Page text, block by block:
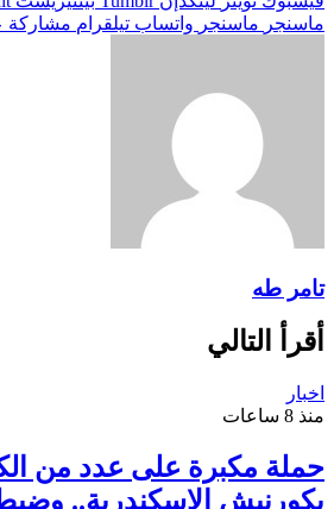
ماسنجر ماسنجر واتساب تيلقرام مشاركة
تامر طه
أقرأ التالي
اخبار
منذ 8 ساعات
حملة مكبرة على عدد من
بكورنيش الإسكندرية..